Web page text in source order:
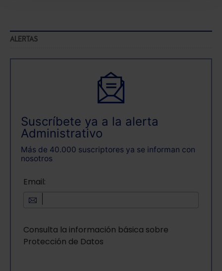
las que sean indispensables para la navegación.
ALERTAS
Suscríbete ya a la alerta
Administrativo
Más de 40.000 suscriptores ya se informan con
nosotros
Email:
Consulta la información básica sobre
Protección de Datos